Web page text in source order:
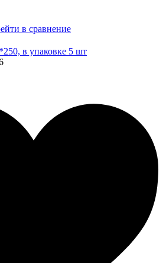
в сравнение
в упаковке 5 шт